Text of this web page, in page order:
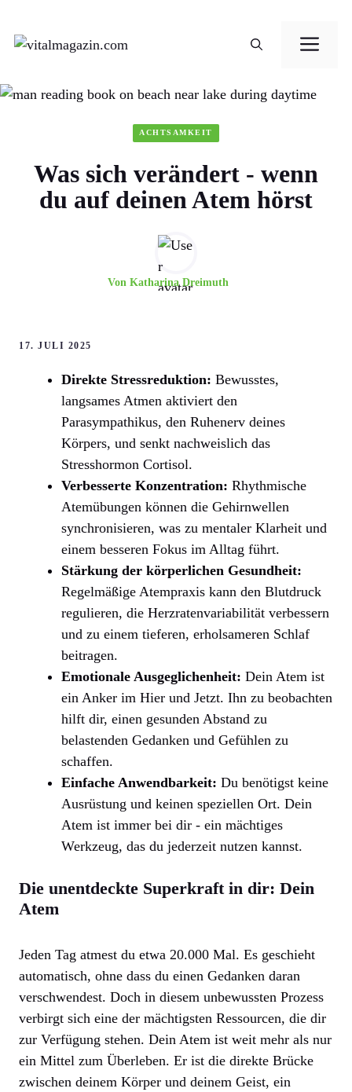
Zum
Inhalt
ACHTSAMKEIT
Was sich verändert - wenn
du auf deinen Atem hörst
Von Katharina Dreimuth
17. JULI 2025
Direkte Stressreduktion: Bewusstes,
langsames Atmen aktiviert den
Parasympathikus, den Ruhenerv deines
Körpers, und senkt nachweislich das
Stresshormon Cortisol.
Verbesserte Konzentration: Rhythmische
Atemübungen können die Gehirnwellen
synchronisieren, was zu mentaler Klarheit und
einem besseren Fokus im Alltag führt.
Stärkung der körperlichen Gesundheit:
Regelmäßige Atempraxis kann den Blutdruck
regulieren, die Herzratenvariabilität verbessern
und zu einem tieferen, erholsameren Schlaf
beitragen.
Emotionale Ausgeglichenheit: Dein Atem ist
ein Anker im Hier und Jetzt. Ihn zu beobachten
hilft dir, einen gesunden Abstand zu
belastenden Gedanken und Gefühlen zu
schaffen.
Einfache Anwendbarkeit: Du benötigst keine
Ausrüstung und keinen speziellen Ort. Dein
Atem ist immer bei dir - ein mächtiges
Werkzeug, das du jederzeit nutzen kannst.
Die unentdeckte Superkraft in dir: Dein
Atem
Jeden Tag atmest du etwa 20.000 Mal. Es geschieht
automatisch, ohne dass du einen Gedanken daran
verschwendest. Doch in diesem unbewussten Prozess
verbirgt sich eine der mächtigsten Ressourcen, die dir
zur Verfügung stehen. Dein Atem ist weit mehr als nur
ein Mittel zum Überleben. Er ist die direkte Brücke
zwischen deinem Körper und deinem Geist, ein